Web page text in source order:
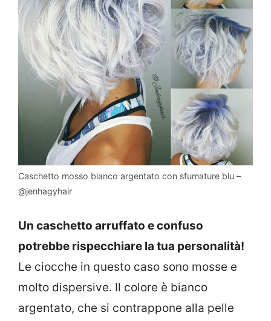
Caschetto mosso bianco argentato con sfumature blu –
@jenhagyhair
Un caschetto arruffato e confuso
potrebbe rispecchiare la tua personalità!
Le ciocche in questo caso sono mosse e
molto dispersive. Il colore è bianco
argentato, che si contrappone alla pelle